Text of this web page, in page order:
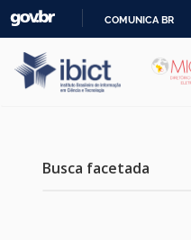
navigation
COMUNICA BR
Busca facetada